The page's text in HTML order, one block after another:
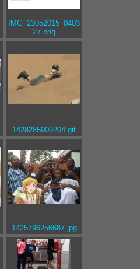
IMG_23052015_0403
27.png
1428285900204.gif
1425796256687.jpg